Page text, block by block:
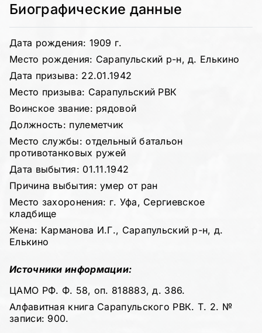
Биографические данные
Дата рождения: 1909 г.
Место рождения: Сарапульский р-н, д. Елькино
Дата призыва: 22.01.1942
Место призыва: Сарапульский РВК
Воинское звание: рядовой
Должность: пулеметчик
Место службы: отдельный батальон
противотанковых ружей
Дата выбытия: 01.11.1942
Причина выбытия: умер от ран
Место захоронения: г. Уфа, Сергиевское
кладбище
Жена: Карманова И.Г., Сарапульский р-н, д.
Елькино
Источники информации:
ЦАМО РФ. Ф. 58, оп. 818883, д. 386.
Алфавитная книга Сарапульского РВК. Т. 2. №
записи: 900.